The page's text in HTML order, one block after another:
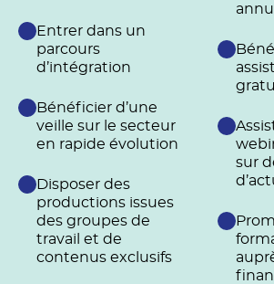
Entrer dans un
parcours
d’intégration
Bénéficier d’une
veille sur le secteur
en rapide évolution
Disposer des
productions issues
des groupes de
travail et de
contenus exclusifs
sur